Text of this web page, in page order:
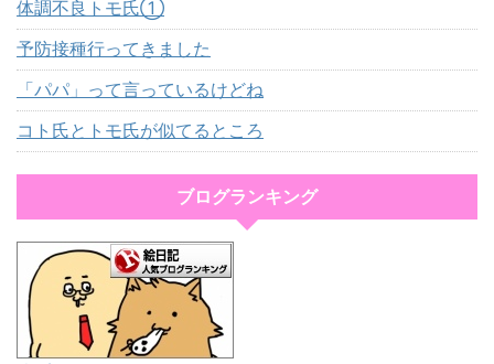
体調不良トモ氏①
予防接種行ってきました
「パパ」って言っているけどね
コト氏とトモ氏が似てるところ
ブログランキング